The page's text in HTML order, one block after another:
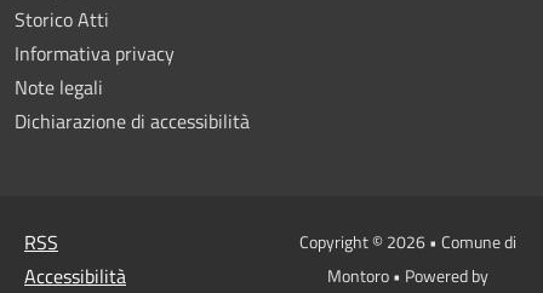
Storico Atti
Informativa privacy
Note legali
Dichiarazione di accessibilità
RSS
Accessibilità
Copyright © 2026 • Comune di
Montoro • Powered by